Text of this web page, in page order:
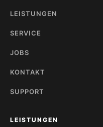
LEISTUNGEN
SERVICE
JOBS
KONTAKT
SUPPORT
LEISTUNGEN